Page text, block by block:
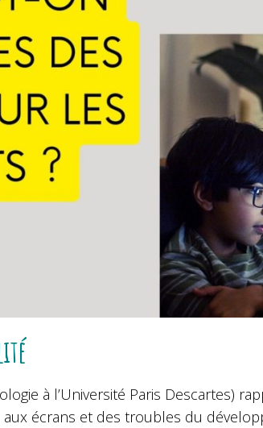
à l’Université Paris Descartes)
écrans et des troubles du